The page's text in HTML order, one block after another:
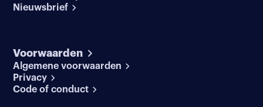
Nieuwsbrief
Voorwaarden
Algemene voorwaarden
Privacy
Code of conduct